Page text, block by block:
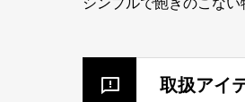
取扱アイ